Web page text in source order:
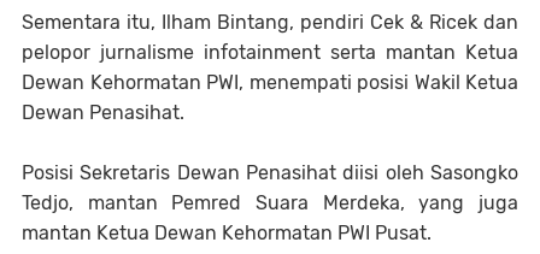
Sementara itu, Ilham Bintang, pendiri Cek & Ricek dan
pelopor jurnalisme infotainment serta mantan Ketua
Dewan Kehormatan PWI, menempati posisi Wakil Ketua
Dewan Penasihat.
Posisi Sekretaris Dewan Penasihat diisi oleh Sasongko
Tedjo, mantan Pemred Suara Merdeka, yang juga
mantan Ketua Dewan Kehormatan PWI Pusat.